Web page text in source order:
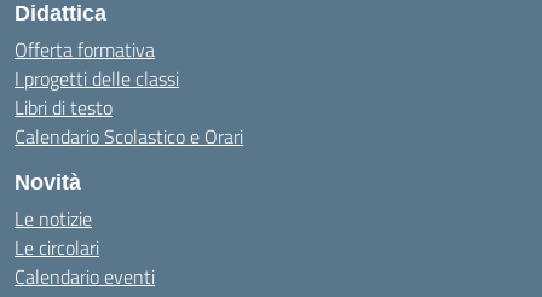
Didattica
Offerta formativa
I progetti delle classi
Libri di testo
Calendario Scolastico e Orari
Novità
Le notizie
Le circolari
Calendario eventi